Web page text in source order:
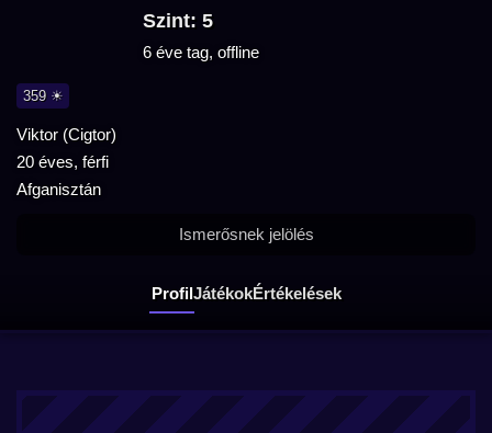
Szint: 5
6 éve tag, offline
359 ☀
Viktor (Cigtor)
20 éves, férfi
Afganisztán
ProfilJátékokÉrtékelések
Ismerősnek jelölés